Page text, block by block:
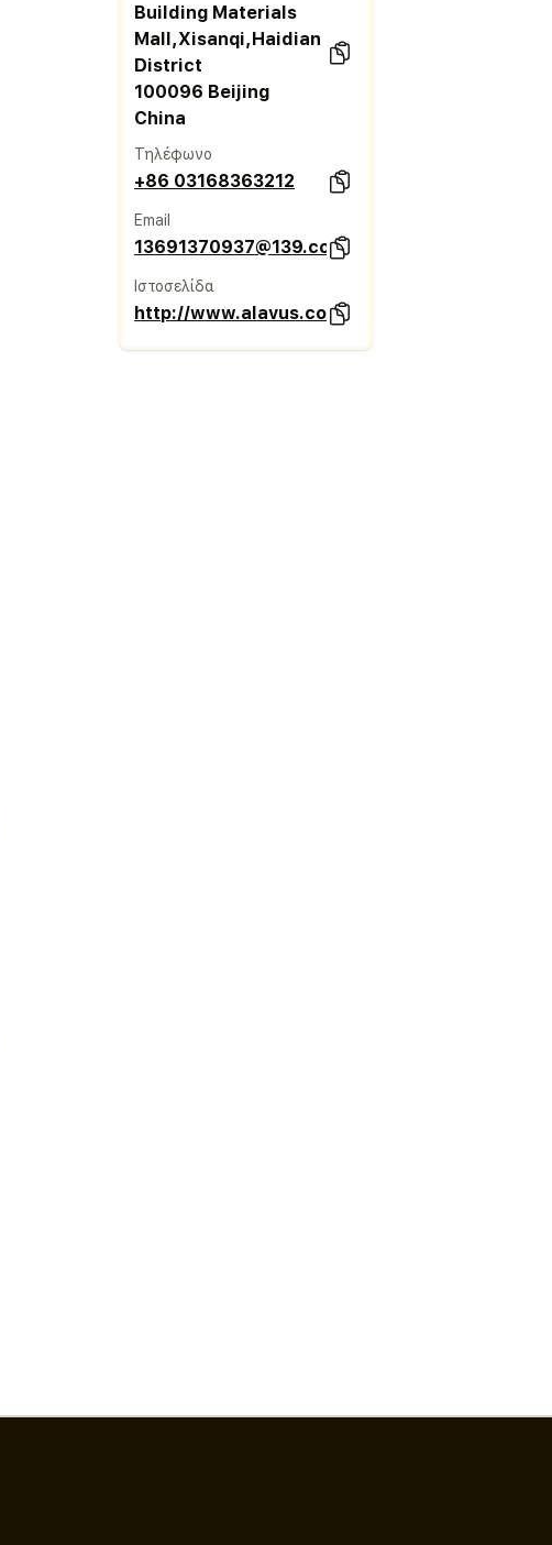
Building Materials
Mall,Xisanqi,Haidian
District
100096 Beijing
China
Τηλέφωνο
+86 03168363212
Email
13691370937@139.com
Ιστοσελίδα
http://www.alavus.com.cn